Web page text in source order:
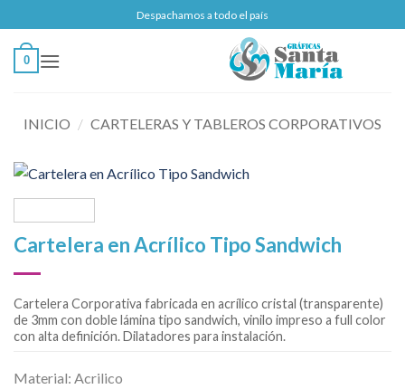
al
contenido
Despachamos a todo el país
0
INICIO / CARTELERAS Y TABLEROS CORPORATIVOS
Cartelera en Acrílico Tipo Sandwich
Cartelera Corporativa fabricada en acrílico cristal (transparente)
de 3mm con doble lámina tipo sandwich, vinilo impreso a full color
con alta definición. Dilatadores para instalación.
Material: Acrilico